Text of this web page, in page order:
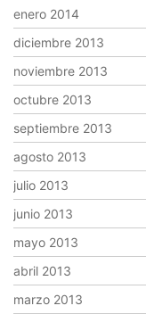
enero 2014
diciembre 2013
noviembre 2013
octubre 2013
septiembre 2013
agosto 2013
julio 2013
junio 2013
mayo 2013
abril 2013
marzo 2013